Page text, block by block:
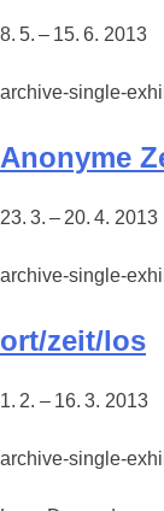
8. 5. – 15. 6. 2013
archive-single-
Anonyme
23. 3. – 20. 4. 2013
archive-single-
ort/zeit/los
1. 2. – 16. 3. 2013
archive-single-